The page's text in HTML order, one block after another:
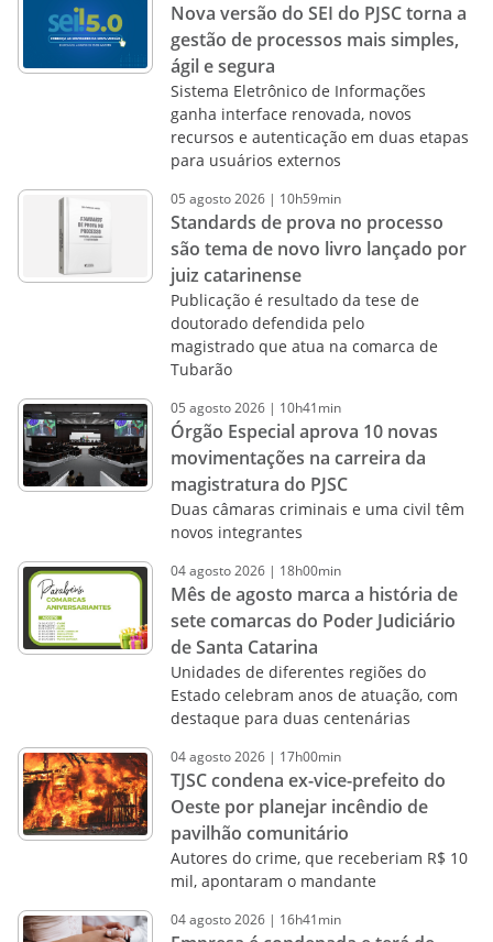
Nova versão do SEI do PJSC torna a
gestão de processos mais simples,
ágil e segura
Sistema Eletrônico de Informações
ganha interface renovada, novos
recursos e autenticação em duas etapas
para usuários externos
05 agosto2026 | 10h59min
Standards de prova no processo
são tema de novo livro lançado por
juiz catarinense
Publicação é resultado da tese de
doutorado defendida pelo
magistrado que atua na comarca de
Tubarão
05 agosto2026 | 10h41min
Órgão Especial aprova 10 novas
movimentações na carreira da
magistratura do PJSC
Duas câmaras criminais e uma civil têm
novos integrantes
04agosto2026 | 18h00min
Mês de agosto marca a história de
sete comarcas do Poder Judiciário
de Santa Catarina
Unidades de diferentes regiões do
Estado celebram anos de atuação, com
destaque para duas centenárias
04agosto2026 | 17h00min
TJSC condena ex-vice-prefeito do
Oeste por planejar incêndio de
pavilhão comunitário
Autores do crime, que receberiam R$ 10
mil, apontaram o mandante
04agosto2026 | 16h41min